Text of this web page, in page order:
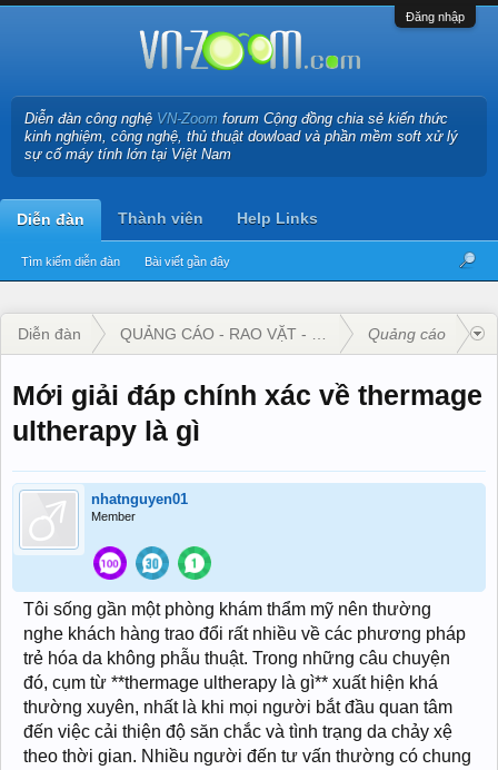
Đăng nhập
Diễn đàn công nghệ VN-Zoom forum Cộng đồng chia sẻ kiến thức
kinh nghiệm, công nghệ, thủ thuật dowload và phần mềm soft xử lý
sự cố máy tính lớn tại Việt Nam
Diễn đàn
Tìm kiếm diễn đàn Bài viết gần đây
Thành viên Help Links
Diễn đàn QUẢNG CÁO - RAO VẶT - KINH DOANHQuảng cáo
Mới giải đáp chính xác về thermage
ultherapy là gì
nhatnguyen01
Member
Tôi sống gần một phòng khám thẩm mỹ nên thường
nghe khách hàng trao đổi rất nhiều về các phương pháp
trẻ hóa da không phẫu thuật. Trong những câu chuyện
đó, cụm từ **thermage ultherapy là gì** xuất hiện khá
thường xuyên, nhất là khi mọi người bắt đầu quan tâm
đến việc cải thiện độ săn chắc và tình trạng da chảy xệ
theo thời gian. Nhiều người đến tư vấn thường có chung